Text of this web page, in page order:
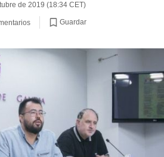
de 2019 (18:34 CET)
Guardar